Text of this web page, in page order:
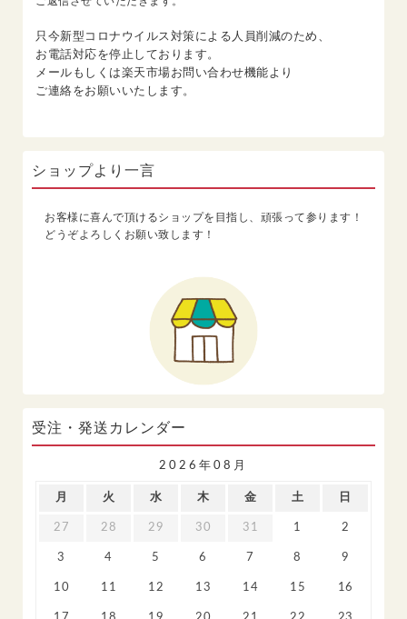
只今新型コロナウイルス対策による人員削減のため、
お電話対応を停止しております。
メールもしくは楽天市場お問い合わせ機能より
ご連絡をお願いいたします。
ショップより一言
お客様に喜んで頂けるショップを目指し、頑張って参ります！
どうぞよろしくお願い致します！
受注・発送カレンダー
2026年08月
月 火 水 木 金 土 日
27 28 29 30 31 1 2
3 4 5 6 7 8 9
10 11 12 13 14 15 16